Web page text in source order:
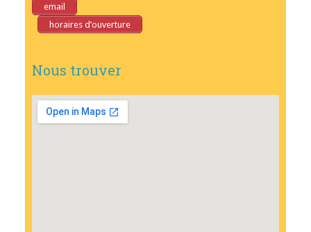
email
horaires d’ouverture
Nous trouver